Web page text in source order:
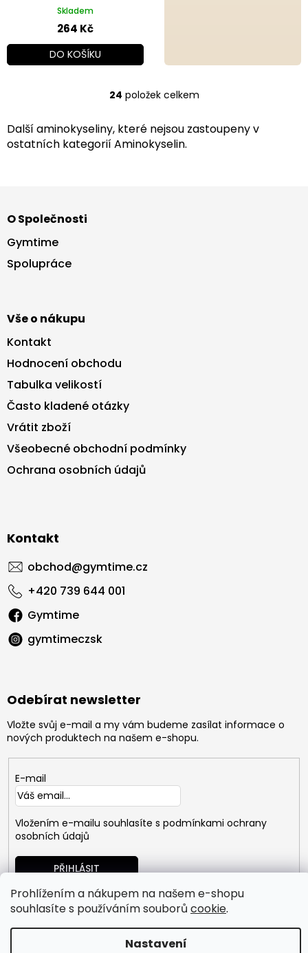
Prohlížením a nákupem na našem e-shopu
souhlasíte s používáním souborů cookie.
Nastavení
Skladem
264 Kč
DO KOŠÍKU
O
l
á
d
24 položek celkem
Další aminokyseliny, které nejsou zastoupeny v
ostatních kategorií Aminokyselin.
p
a
O Společnosti
Gymtime
Spolupráce
Vše o nákupu
Kontakt
Hodnocení obchodu
Tabulka velikostí
Často kladené otázky
Vrátit zboží
Všeobecné obchodní podmínky
Ochrana osobních údajů
Kontakt
obchod@gymtime.cz
+420 739 644 001
Gymtime
gymtimeczsk
Odebírat newsletter
Vložte svůj e-mail a my vám budeme zasílat informace o
nových produktech na našem e-shopu.
E-mail
Vložením e-mailu souhlasíte s podmínkami ochrany
osobních údajů
PŘIHLÁSIT
Vytvořil Shoptet